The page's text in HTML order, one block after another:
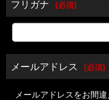
フリガナ [必須]
メールアドレス [必須]
メールアドレスをお間